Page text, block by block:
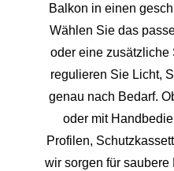
Balkon in einen
Wählen Sie das
oder eine zusätzliche
regulieren Sie Licht,
genau nach Bedarf.
oder mit
Profilen,
wir sorgen für